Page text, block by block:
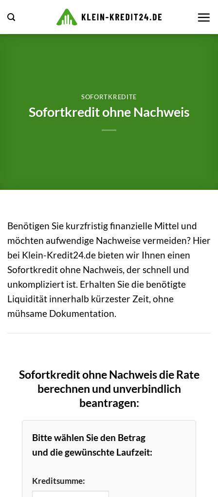
Inhalt
springen
SOFORTKREDITE
Sofortkredit ohne Nachweis
Benötigen Sie kurzfristig finanzielle Mittel und
möchten aufwendige Nachweise vermeiden? Hier
bei Klein-Kredit24.de bieten wir Ihnen einen
Sofortkredit ohne Nachweis, der schnell und
unkompliziert ist. Erhalten Sie die benötigte
Liquidität innerhalb kürzester Zeit, ohne
mühsame Dokumentation.
Sofortkredit ohne Nachweis die Rate
berechnen und unverbindlich
beantragen:
Bitte wählen Sie den Betrag
und die gewünschte Laufzeit:
Kreditsumme: